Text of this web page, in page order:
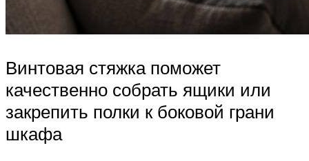
Винтовая стяжка поможет
качественно собрать ящики или
закрепить полки к боковой грани
шкафа